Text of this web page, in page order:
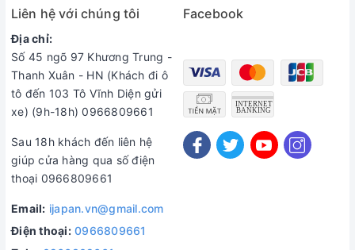
Liên hệ với chúng tôi
Địa chỉ:
Số 45 ngõ 97 Khương Trung -
Thanh Xuân - HN (Khách đi ô
tô đến 103 Tô Vĩnh Diện gửi
xe) (9h-18h) 0966809661
Sau 18h khách đến liên hệ
giúp cửa hàng qua số điện
thoại 0966809661
Email: ijapan.vn@gmail.com
Điện thoại: 0966809661
Facebook